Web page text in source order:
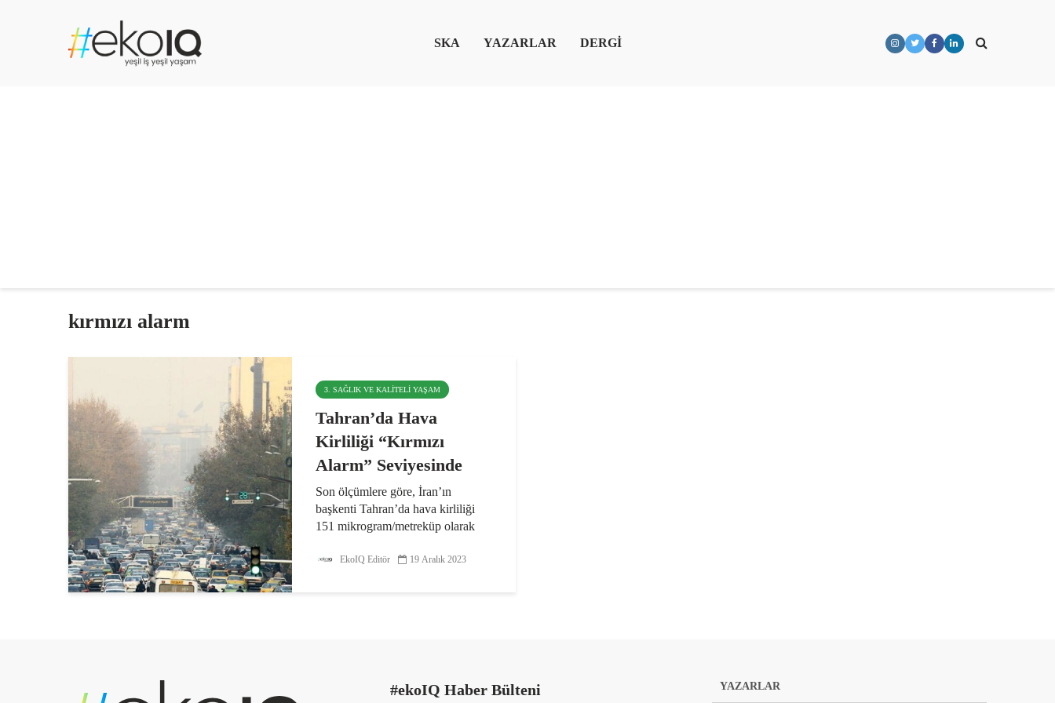
SKA YAZARLAR DERGİ
kırmızı alarm
3. SAĞLIK VE KALITELI YAŞAM
Tahran’da Hava
Kirliliği “Kırmızı
Alarm” Seviyesinde
Son ölçümlere göre, İran’ın
başkenti Tahran’da hava kirliliği
151 mikrogram/metreküp olarak
başkentin havası herkes için
EkoIQ Editör 19 Aralık 2023
#ekoIQ Haber Bülteni YAZARLAR